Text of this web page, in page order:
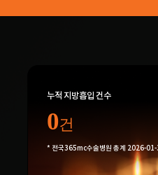
누적 지방흡입 건수
0건
* 전국365mc수술병원 총계 2026-01-